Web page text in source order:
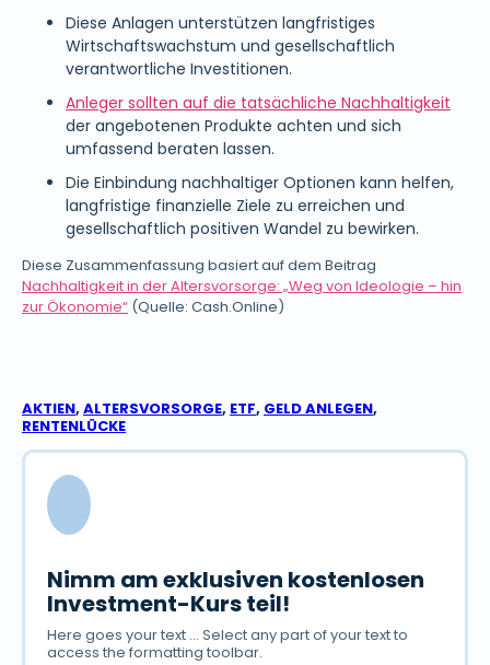
Diese Anlagen unterstützen langfristiges
Wirtschaftswachstum und gesellschaftlich
verantwortliche Investitionen.
Anleger sollten auf die tatsächliche Nachhaltigkeit
der angebotenen Produkte achten und sich
umfassend beraten lassen.
Die Einbindung nachhaltiger Optionen kann helfen,
langfristige finanzielle Ziele zu erreichen und
gesellschaftlich positiven Wandel zu bewirken.
Diese Zusammenfassung basiert auf dem Beitrag
Nachhaltigkeit in der Altersvorsorge: „Weg von Ideologie – hin
zur Ökonomie“ (Quelle: Cash.Online)
AKTIEN, ALTERSVORSORGE, ETF, GELD ANLEGEN,
RENTENLÜCKE
Nimm am exklusiven kostenlosen
Investment-Kurs teil!
Here goes your text ... Select any part of your text to
access the formatting toolbar.